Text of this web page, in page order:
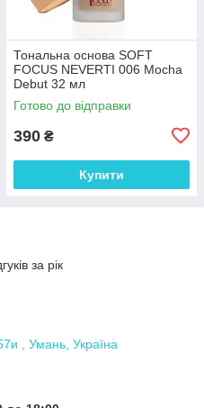
Тональна основа SOFT
FOCUS NEVERTI 006 Mocha
Debut 32 мл
Готово до відправки
390 ₴
Купити
за рік
, Умань, Україна